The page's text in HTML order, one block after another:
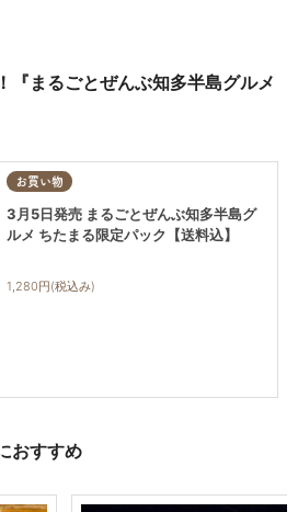
まるごとぜんぶ知多半島グルメ
お買い物
3月5日発売 まるごとぜんぶ知多半島グ
ルメ ちたまる限定パック【送料込】
1,280円(税込み)
おすすめ